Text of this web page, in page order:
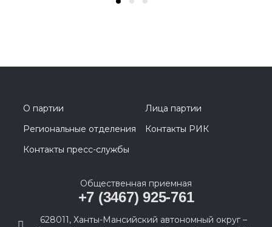
О партии
Лица партии
Региональные отделения
Контакты РИК
Контакты пресс-службы
Общественная приемная
+7 (3467) 925-761
628011, Ханты-Мансийский автономный округ –